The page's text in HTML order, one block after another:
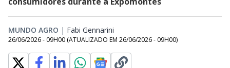
MUNDO AGRO | Fabi Gennarini
26/06/2026 - 09H00 (ATUALIZADO EM 26/06/2026 - 09H00)